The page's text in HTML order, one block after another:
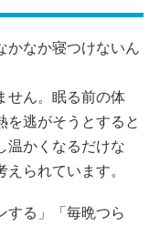
かなか寝つけないん
せん。眠る前の体
を逃がそうとすると
温かくなるだけな
られています。
する」「毎晩つら